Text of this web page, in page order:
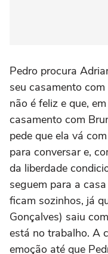
Pedro procura
seu casamento
não é feliz e que,
casamento com
pede que ela vá
para conversar e,
da liberdade
seguem para a
ficam sozinhos, já
Gonçalves) saiu
está no trabalho. A
emoção até que